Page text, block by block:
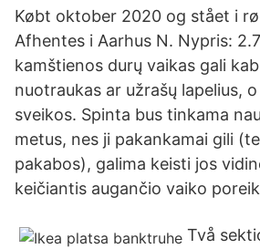
Købt oktober 2020 og stået i
Afhentes i Aarhus N. Nypris:
kamštienos durų vaikas gali
nuotraukas ar užrašų lapelius,
sveikos. Spinta bus tinkama
metus, nes ji pakankamai gili
pakabos), galima keisti jos
keičiantis augančio vaiko
Två